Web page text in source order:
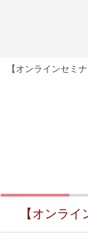
【オンラインセミ
【オンライ